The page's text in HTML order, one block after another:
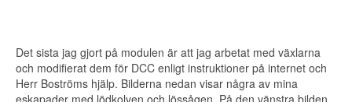
Det sista jag gjort på modulen är att jag arbetat med växlarna
och modifierat dem för DCC enligt instruktioner på internet och
Herr Boströms hjälp. Bilderna nedan visar några av mina
eskapader med lödkolven och lössågen. På den vänstra bilden